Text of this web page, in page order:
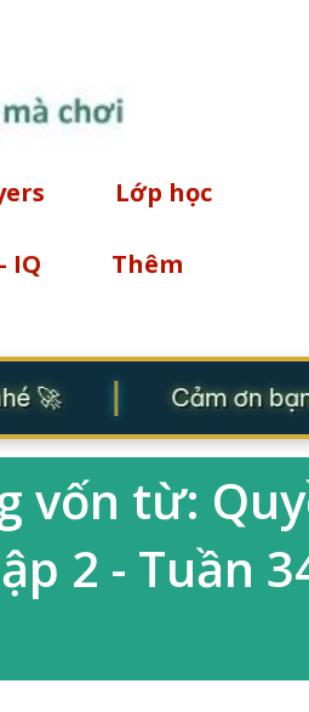
Lớp học
IQ Thêm
🚀 Cảm ơn
vốn từ:
2 - Tuần